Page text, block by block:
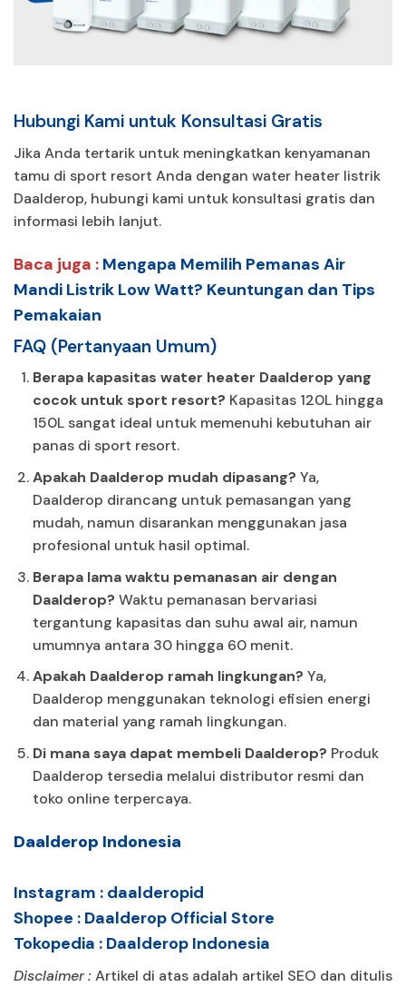
Hubungi Kami untuk Konsultasi Gratis
Jika Anda tertarik untuk meningkatkan kenyamanan
tamu di sport resort Anda dengan water heater listrik
Daalderop, hubungi kami untuk konsultasi gratis dan
informasi lebih lanjut.
Baca juga : Mengapa Memilih Pemanas Air
Mandi Listrik Low Watt? Keuntungan dan Tips
Pemakaian
FAQ (Pertanyaan Umum)
Berapa kapasitas water heater Daalderop yang
cocok untuk sport resort? Kapasitas 120L hingga
150L sangat ideal untuk memenuhi kebutuhan air
panas di sport resort.
Apakah Daalderop mudah dipasang? Ya,
Daalderop dirancang untuk pemasangan yang
mudah, namun disarankan menggunakan jasa
profesional untuk hasil optimal.
Berapa lama waktu pemanasan air dengan
Daalderop? Waktu pemanasan bervariasi
tergantung kapasitas dan suhu awal air, namun
umumnya antara 30 hingga 60 menit.
Apakah Daalderop ramah lingkungan? Ya,
Daalderop menggunakan teknologi efisien energi
dan material yang ramah lingkungan.
Di mana saya dapat membeli Daalderop? Produk
Daalderop tersedia melalui distributor resmi dan
toko online terpercaya.
Daalderop Indonesia
Instagram : daalderopid
Shopee : Daalderop Official Store
Tokopedia : Daalderop Indonesia
Disclaimer :Artikel di atas adalah artikel SEO dan ditulis